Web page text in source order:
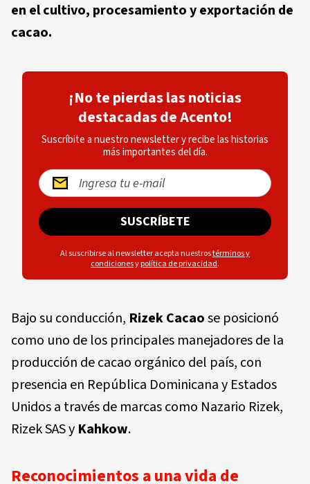
en el cultivo, procesamiento y exportación de
cacao.
¡No te pierdas las noticias
destacadas de Acento!
Suscríbite a nuestro newsletter y recibe las historias
más importantes del día.
SUSCRÍBETE
Al suscribirse al newsletter acepta nuestrostérminos y
condicionesypolítica de privacidad.
Bajo su conducción, Rizek Cacaose posicionó
como uno de los principales manejadores de la
producción de cacao orgánico del país, con
presencia en República Dominicana y Estados
Unidos a través de marcas como Nazario Rizek,
Rizek SAS y Kahkow.
Reconocimientos a una vida de